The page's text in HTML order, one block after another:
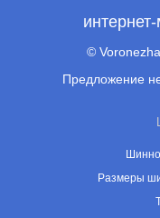
©
Предложение
Размеры